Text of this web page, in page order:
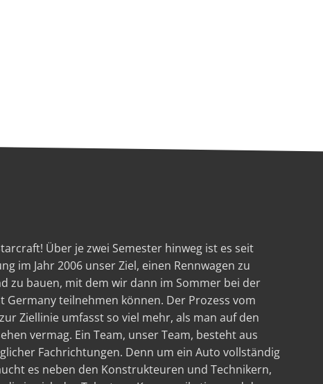
Über je zwei Semester hinweg ist es seit
im Jahr 2006 unser Ziel, einen Rennwagen zu
zu bauen, mit dem wir dann im Sommer bei der
Germany teilnehmen können. Der Prozess vom
Ziellinie umfasst so viel mehr, als man auf den
vermag. Ein Team, unser Team, besteht aus
Fachrichtungen. Denn um ein Auto vollständig
es neben den Konstrukteuren und Technikern,